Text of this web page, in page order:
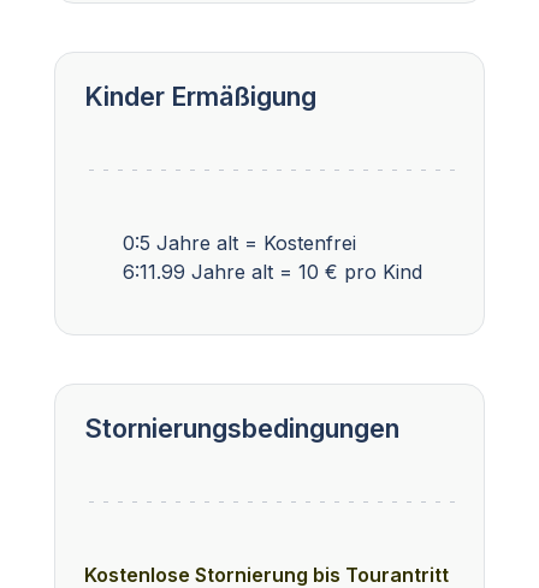
Kinder Ermäßigung
0:5 Jahre alt = Kostenfrei
6:11.99 Jahre alt = 10 € pro Kind
Stornierungsbedingungen
Kostenlose Stornierung bis Tourantritt